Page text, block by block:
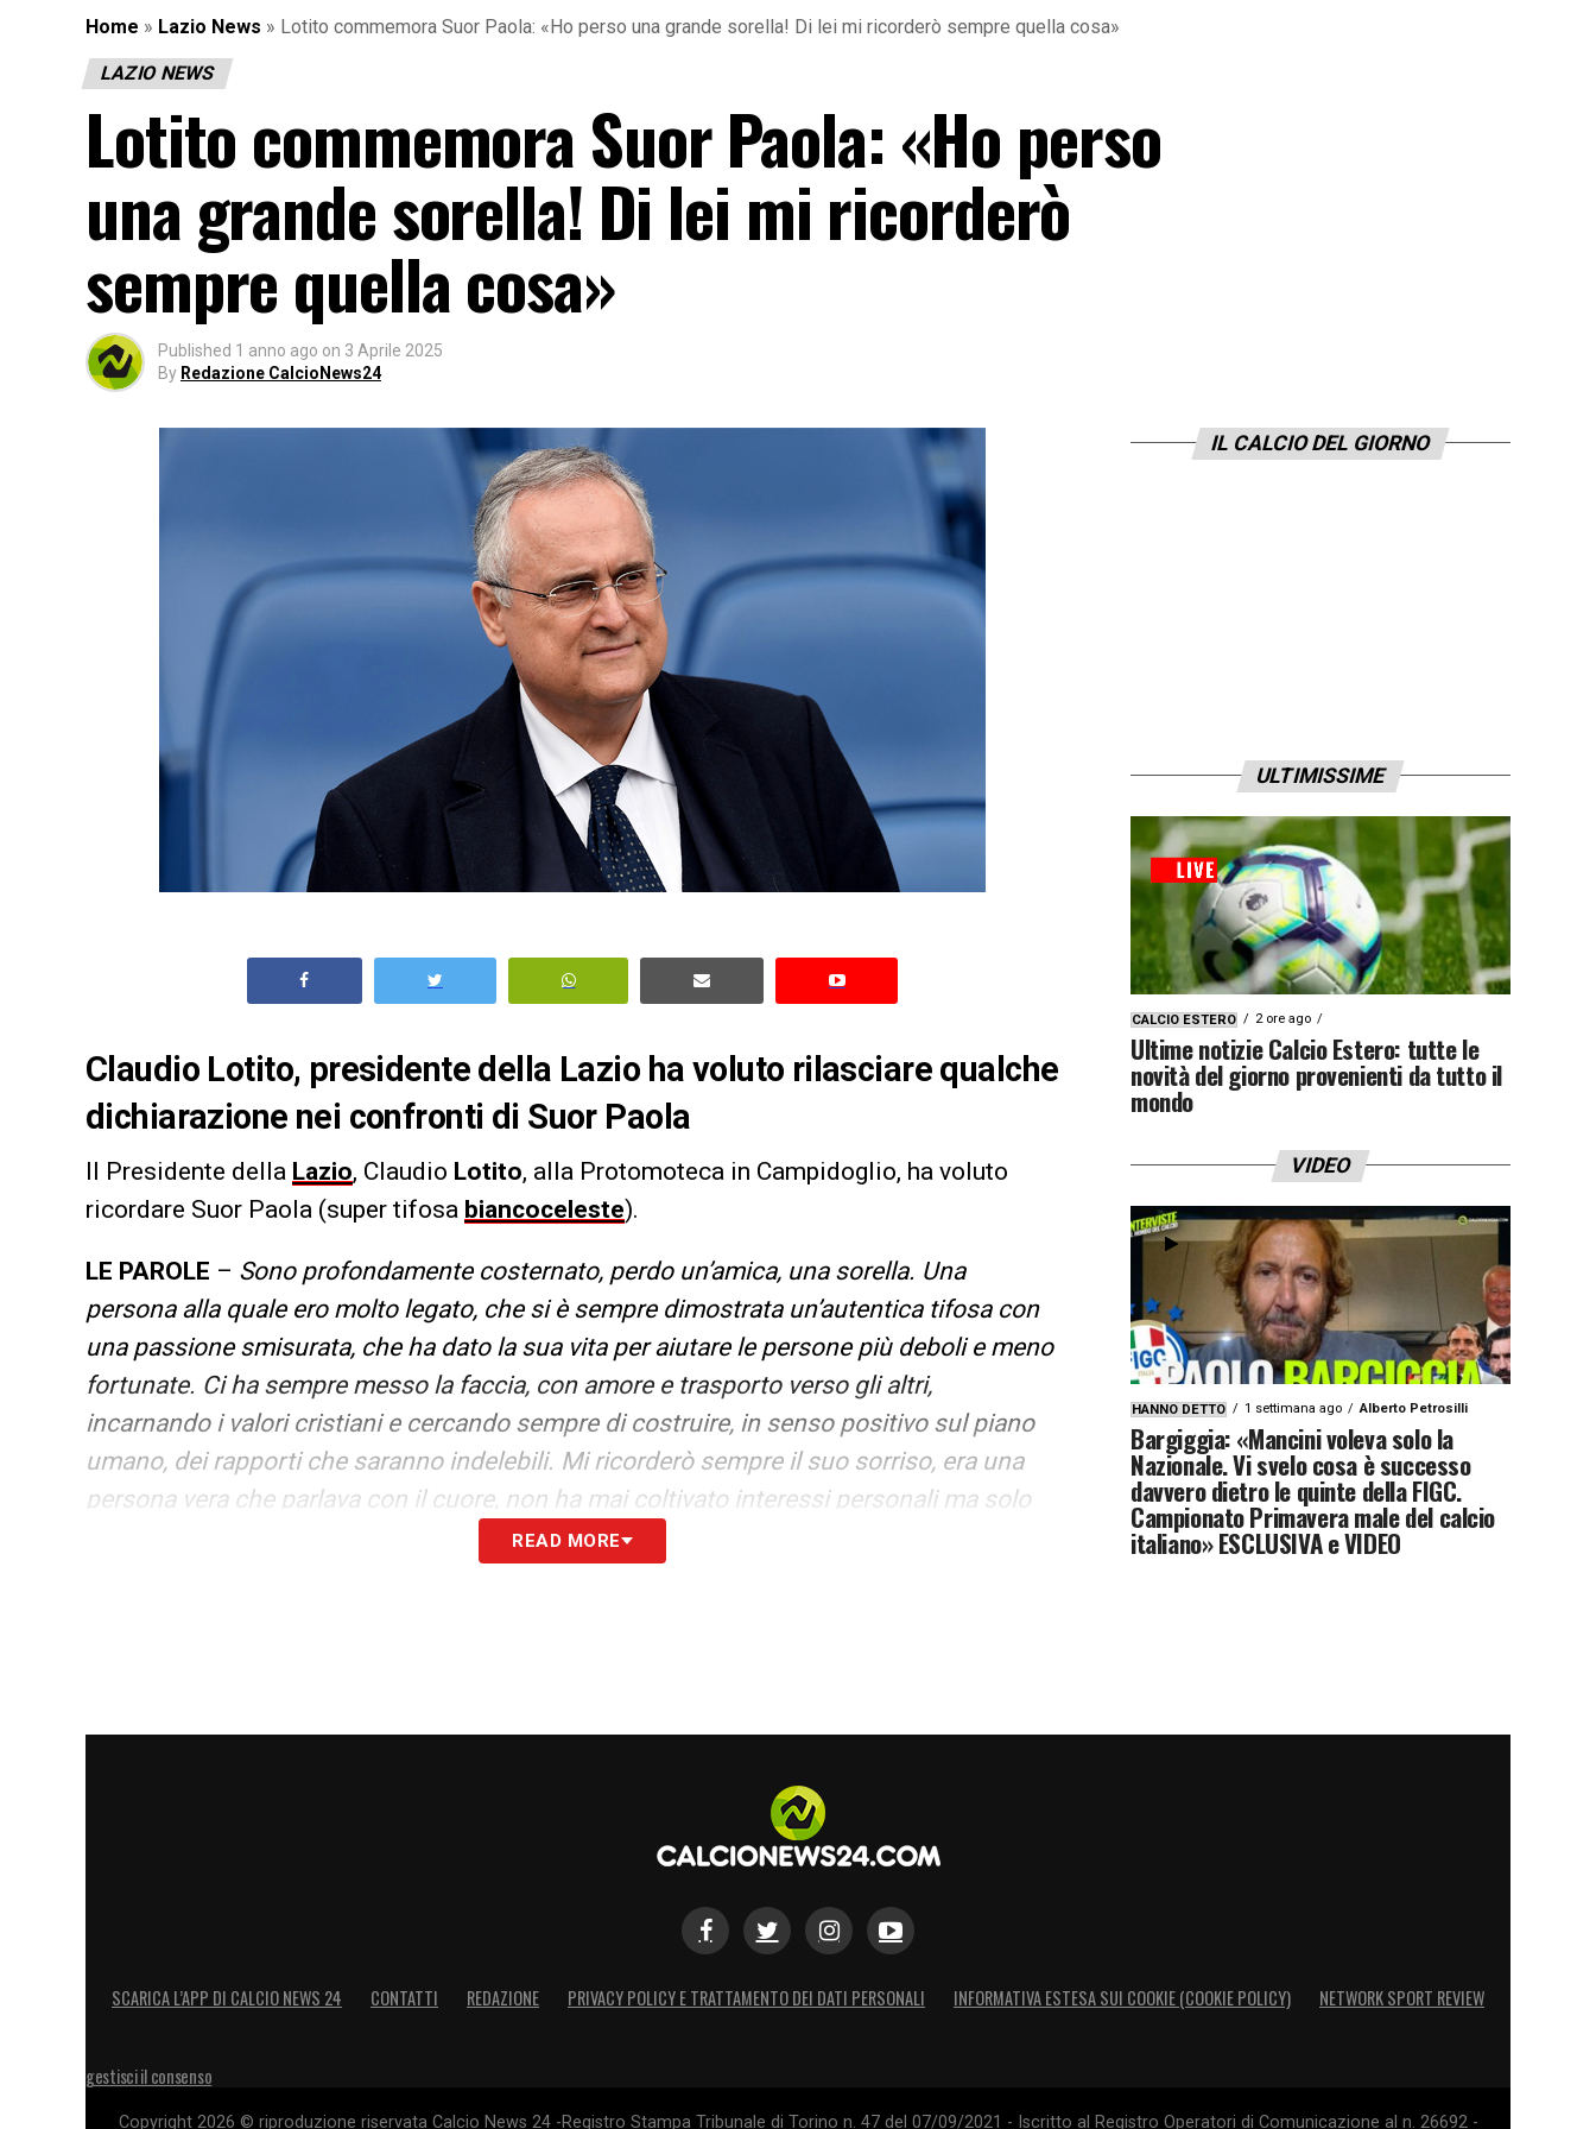
Home » Lazio News » Lotito commemora Suor Paola: «Ho perso una grande sorella! Di lei mi ricorderò sempre quella cosa»
LAZIO NEWS
Lotito commemora Suor Paola: «Ho perso
una grande sorella! Di lei mi ricorderò
sempre quella cosa»
Published 1 anno ago on 3 Aprile 2025
By Redazione CalcioNews24
Claudio Lotito, presidente della Lazio ha voluto rilasciare qualche
dichiarazione nei confronti di Suor Paola
Il Presidente della Lazio, Claudio Lotito, alla Protomoteca in Campidoglio, ha voluto
ricordare Suor Paola (super tifosa biancoceleste).
LE PAROLE – Sono profondamente costernato, perdo un’amica, una sorella. Una
persona alla quale ero molto legato, che si è sempre dimostrata un’autentica tifosa con
una passione smisurata, che ha dato la sua vita per aiutare le persone più deboli e meno
fortunate. Ci ha sempre messo la faccia, con amore e trasporto verso gli altri,
incarnando i valori cristiani e cercando sempre di costruire, in senso positivo sul piano
umano, dei rapporti che saranno indelebili. Mi ricorderò sempre il suo sorriso, era una
persona vera che parlava con il cuore, non ha mai coltivato interessi personali ma solo
interessi verso gli altri, rimarrà per sempre nei nostri cuori, proseguiremo sempre quello
READ MORE
IL CALCIO DEL GIORNO
ULTIMISSIME
CALCIO ESTERO 2 ore ago
Ultime notizie Calcio Estero: tutte le
novità del giorno provenienti da tutto il
mondo
VIDEO
HANNO DETTO 1 settimana ago Alberto Petrosilli
Bargiggia: «Mancini voleva solo la
Nazionale. Vi svelo cosa è successo
davvero dietro le quinte della FIGC.
Campionato Primavera male del calcio
italiano» ESCLUSIVA e VIDEO
SCARICA L’APP DI CALCIO NEWS 24 CONTATTI REDAZIONE PRIVACY POLICY E TRATTAMENTO DEI DATI PERSONALI INFORMATIVA ESTESA SUI COOKIE (COOKIE POLICY) NETWORK SPORT REVIEW
gestisci il consenso
Copyright 2026 © riproduzione riservata Calcio News 24 -Registro Stampa Tribunale di Torino n. 47 del 07/09/2021 - Iscritto al Registro Operatori di Comunicazione al n. 26692 -